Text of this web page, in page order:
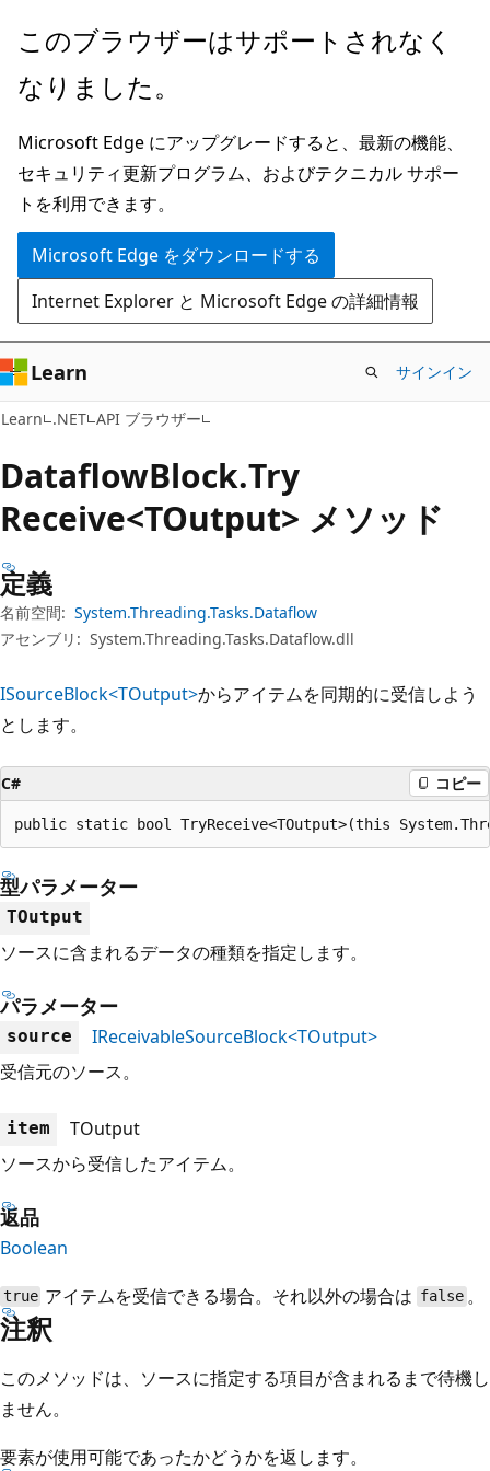
メ
ン
ン
テ
ン
ツ
に
ス
キ
ッ
プ
ペ
ジ
ナ
ビ
ゲ
ー
シ
ョ
ン
に
ス
キ
ッ
プ
このブラウザーはサポートされなく
なりました。
Microsoft Edge にアップグレードすると、最新の機能、
セキュリティ更新プログラム、およびテクニカル サポー
トを利用できます。
Microsoft Edge をダウンロードする
Internet Explorer と Microsoft Edge の詳細情報
Learn サインイン
Learn .NET API ブラウザー
DataflowBlock.Try
Receive<TOutput> メソッド
定義
名前空間: System.Threading.Tasks.Dataflow
アセンブリ: System.Threading.Tasks.Dataflow.dll
ISourceBlock<TOutput>からアイテムを同期的に受信しよう
とします。
C# コピー
public static bool TryReceive<TOutput>(this
型パラメーター
TOutput
ソースに含まれるデータの種類を指定します。
パラメーター
source
IReceivableSourceBlock<TOutput>
受信元のソース。
item
TOutput
ソースから受信したアイテム。
返品
Boolean
true アイテムを受信できる場合。それ以外の場合は false。
注釈
このメソッドは、ソースに指定する項目が含まれるまで待機し
ません。
要素が使用可能であったかどうかを返します。